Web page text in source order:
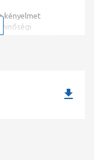
kényelmet
a tökéletes
ismerősök
garancia!
formájú és
fürdőszobája
download